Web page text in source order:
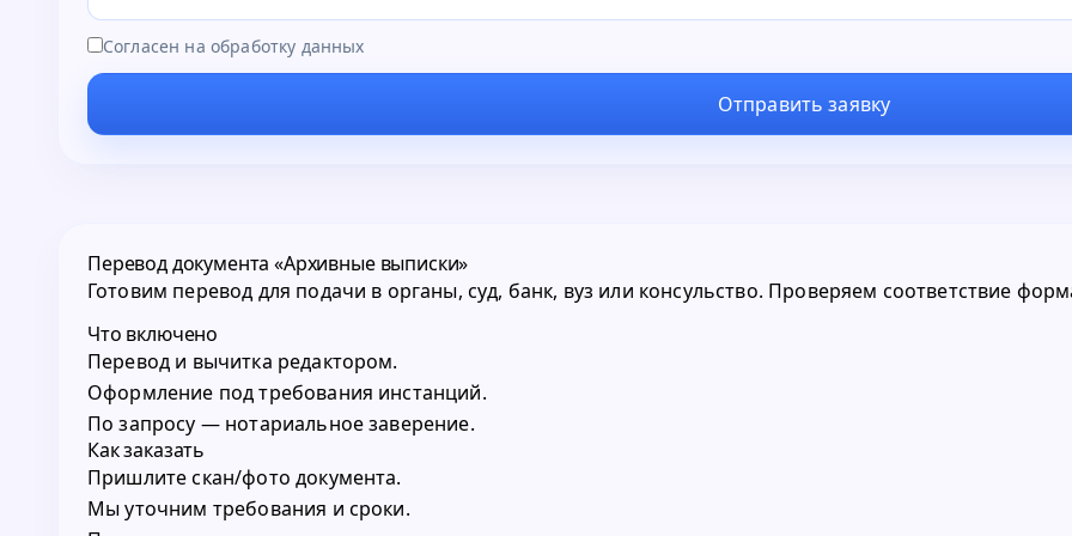
Согласен на обработку данных
Отправить заявку
Перевод документа «Архивные выписки»
Готовим перевод для подачи в органы, суд, банк, вуз или консульство. Проверяем соответствие
Что включено
Перевод и вычитка редактором.
Оформление под требования инстанций.
По запросу — нотариальное заверение.
Как заказать
Пришлите скан/фото документа.
Мы уточним требования и сроки.